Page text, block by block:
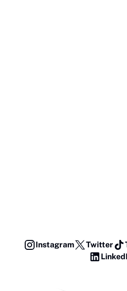
Instagram Twitter